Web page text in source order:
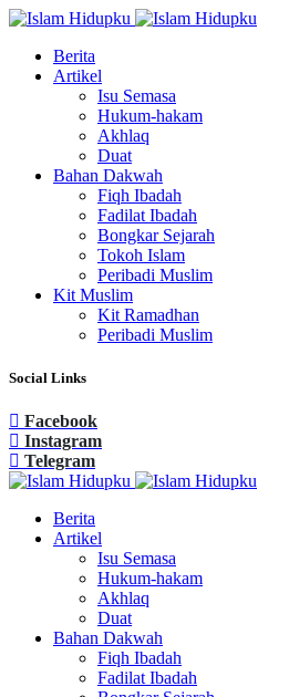
Berita
Artikel
Isu Semasa
Hukum-hakam
Akhlaq
Duat
Bahan Dakwah
Fiqh Ibadah
Fadilat Ibadah
Bongkar Sejarah
Tokoh Islam
Peribadi Muslim
Kit Muslim
Kit Ramadhan
Peribadi Muslim
Social Links
Facebook
Instagram
Telegram
Berita
Artikel
Isu Semasa
Hukum-hakam
Akhlaq
Duat
Bahan Dakwah
Fiqh Ibadah
Fadilat Ibadah